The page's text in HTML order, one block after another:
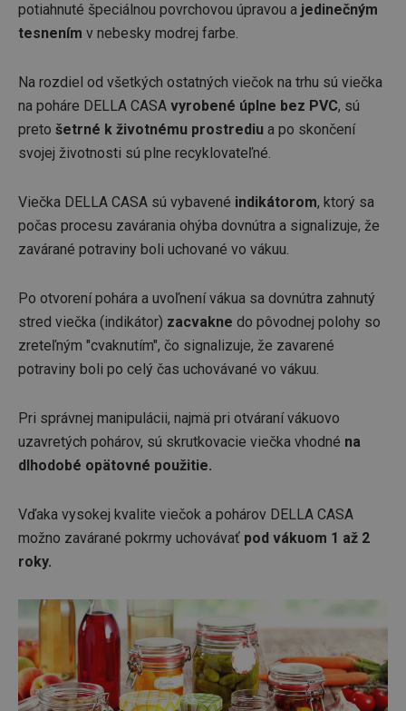
potiahnuté špeciálnou povrchovou úpravou a jedinečným
tesnením v nebesky modrej farbe.
Na rozdiel od všetkých ostatných viečok na trhu sú viečka
na poháre DELLA CASA vyrobené úplne bez PVC, sú
preto šetrné k životnému prostrediu a po skončení
svojej životnosti sú plne recyklovateľné.
Viečka DELLA CASA sú vybavené indikátorom, ktorý sa
počas procesu zavárania ohýba dovnútra a signalizuje, že
zavárané potraviny boli uchované vo vákuu.
Po otvorení pohára a uvoľnení vákua sa dovnútra zahnutý
stred viečka (indikátor) zacvakne do pôvodnej polohy so
zreteľným "cvaknutím", čo signalizuje, že zavarené
potraviny boli po celý čas uchovávané vo vákuu.
Pri správnej manipulácii, najmä pri otváraní vákuovo
uzavretých pohárov, sú skrutkovacie viečka vhodné na
dlhodobé opätovné použitie.
Vďaka vysokej kvalite viečok a pohárov DELLA CASA
možno zavárané pokrmy uchovávať pod vákuom 1 až 2
roky.